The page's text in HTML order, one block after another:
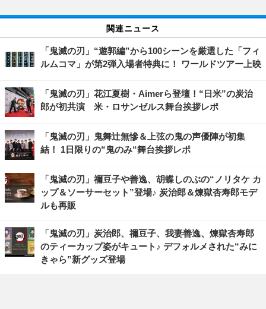
関連ニュース
「鬼滅の刃」“遊郭編”から100シーンを厳選した「フィ
ルムコマ」が第2弾入場者特典に！ ワールドツアー上映
「鬼滅の刃」花江夏樹・Aimerら登壇！“日米”の炭治
郎が初共演 米・ロサンゼルス舞台挨拶レポ
「鬼滅の刃」鬼舞辻無慘＆上弦の鬼の声優陣が初集
結！ 1日限りの“鬼のみ“舞台挨拶レポ
「鬼滅の刃」禰豆子や善逸、胡蝶しのぶの“ノリタケ カ
ップ＆ソーサーセット”登場♪ 炭治郎＆煉獄杏寿郎モデ
ルも再販
「鬼滅の刃」炭治郎、禰豆子、我妻善逸、煉獄杏寿郎
のティーカップ姿がキュート♪ デフォルメされた“みに
きゃら”新グッズ登場